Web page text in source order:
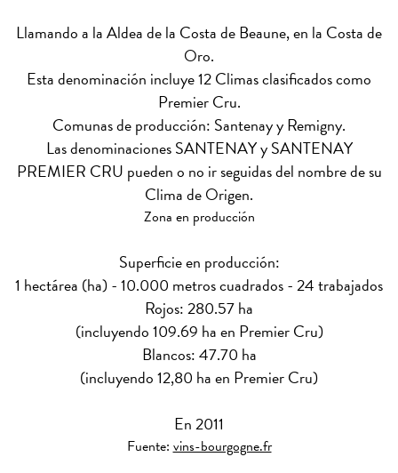
Llamando a la Aldea de la Costa de Beaune, en la Costa de
Oro.
Esta denominación incluye 12 Climas clasificados como
Premier Cru.
Comunas de producción: Santenay y Remigny.
Las denominaciones SANTENAY y SANTENAY
PREMIER CRU pueden o no ir seguidas del nombre de su
Clima de Origen.
Zona en producción
Superficie en producción:
1 hectárea (ha) - 10.000 metros cuadrados - 24 trabajados
Rojos: 280.57 ha
(incluyendo 109.69 ha en Premier Cru)
Blancos: 47.70 ha
(incluyendo 12,80 ha en Premier Cru)
En 2011
Fuente:vins-bourgogne.fr